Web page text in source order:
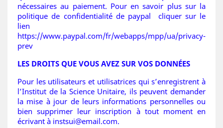
nécessaires au paiement. Pour en savoir plus sur la
politique de confidentialité de paypal cliquer sur le
lien
https://www.paypal.com/fr/webapps/mpp/ua/privacy-
prev
LES DROITS QUE VOUS AVEZ SUR VOS DONNÉES
Pour les utilisateurs et utilisatrices qui s’enregistrent à
l’Institut de la Science Unitaire, ils peuvent demander
la mise à jour de leurs informations personnelles ou
bien supprimer leur inscription à tout moment en
écrivant à instsui@email.com.